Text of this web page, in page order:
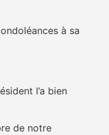
à sa
l’a bien
de notre